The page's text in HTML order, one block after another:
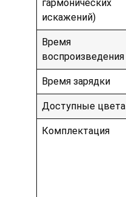
гармонических
искажений)
Время
воспроизведения
Время зарядки
Доступные цвета
Комплектация